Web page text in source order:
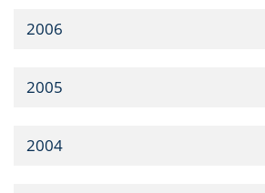
2006
2005
2004